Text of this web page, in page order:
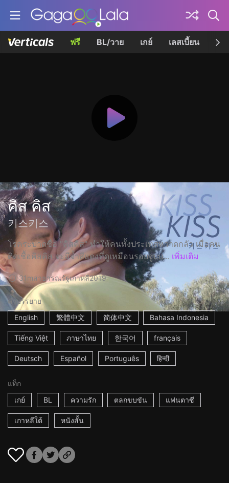
ฟรี BL/วาย เกย์ เลสเบี้ยน เค
คิส คิส
키스키스
โรคระบาดชื่อ "คิสคิส" ทำให้คนทั้งประเทศหวาดกลัว เมื่อคน
ติดเชื้อคิสคิส จะมีจ้ำสีแดงที่ดูเหมือนรอยจูบบ... เพิ่มเติม
31mสาธารณรัฐเกาหลี2019
คำบรรยาย
English
繁體中文 简体中文 Bahasa Indonesia
Tiếng Việt ภาษาไทย 한국어 français
Deutsch Español Português हिन्दी
แท็ก
เกย์
BL ความรัก ตลกขบขัน แฟนตาซี
เกาหลีใต้ หนังสั้น